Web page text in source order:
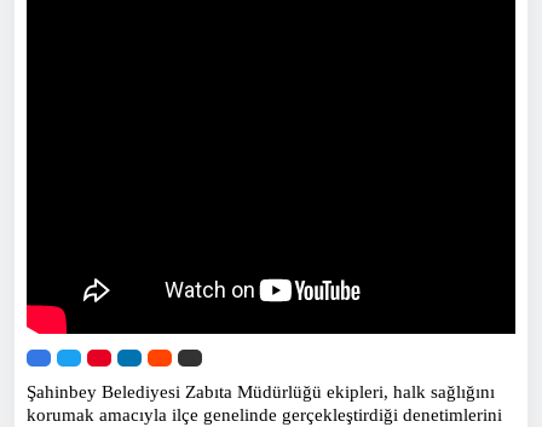
Şahinbey Belediyesi Zabıta Müdürlüğü ekipleri, halk sağlığını
korumak amacıyla ilçe genelinde gerçekleştirdiği denetimlerini